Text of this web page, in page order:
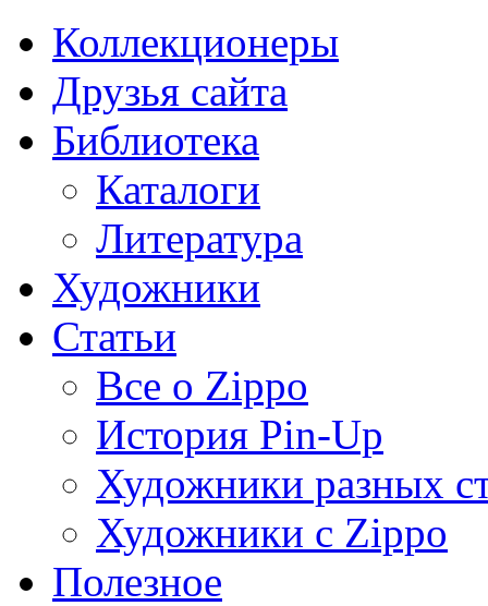
Коллекционеры
Друзья сайта
Библиотека
Каталоги
Литература
Художники
Статьи
Все о Zippo
История Pin-Up
Художники разных
Художники с Zippo
Полезное